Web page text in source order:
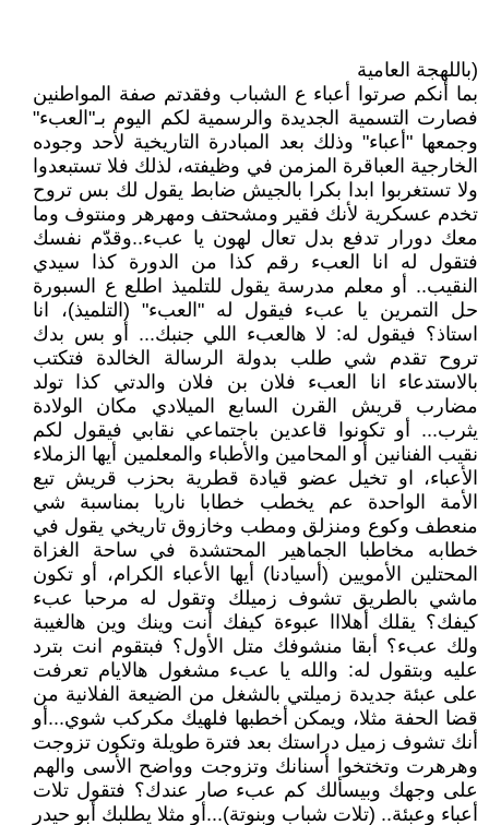
(باللهجة العامية
بما أنكم صرتوا أعباء ع الشباب وفقدتم صفة المواطنين
فصارت التسمية الجديدة والرسمية لكم اليوم بـ"العبء"
وجمعها "أعباء" وذلك بعد المبادرة التاريخية لأحد وجوده
الخارجية العباقرة المزمن في وظيفته، لذلك فلا تستبعدوا
ولا تستغربوا ابدا بكرا بالجيش ضابط يقول لك بس تروح
تخدم عسكرية لأنك فقير ومشحتف ومهرهر ومنتوف وما
معك دورار تدفع بدل تعال لهون يا عبء..وقدّم نفسك
فتقول له انا العبء رقم كذا من الدورة كذا سيدي
النقيب.. أو معلم مدرسة يقول للتلميذ اطلع ع السبورة
حل التمرين يا عبء فيقول له "العبء" (التلميذ)، انا
استاذ؟ فيقول له: لا هالعبء اللي جنبك... أو بس بدك
تروح تقدم شي طلب بدولة الرسالة الخالدة فتكتب
بالاستدعاء انا العبء فلان بن فلان والدتي كذا تولد
مضارب قريش القرن السابع الميلادي مكان الولادة
يثرب... أو تكونوا قاعدين باجتماعي نقابي فيقول لكم
نقيب الفنانين أو المحامين والأطباء والمعلمين أيها الزملاء
الأعباء، او تخيل عضو قيادة قطرية بحزب قريش تبع
الأمة الواحدة عم يخطب خطابا ناريا بمناسبة شي
منعطف وكوع ومنزلق ومطب وخازوق تاريخي يقول في
خطابه مخاطبا الجماهير المحتشدة في ساحة الغزاة
المحتلين الأمويين (أسيادنا) أيها الأعباء الكرام، أو تكون
ماشي بالطريق تشوف زميلك وتقول له مرحبا عبء
كيفك؟ يقلك أهلااا عبوءة كيفك أنت وينك وين هالغيبة
ولك عبء؟ أبقا منشوفك متل الأول؟ فبتقوم انت بترد
عليه وبتقول له: والله يا عبء مشغول هالايام تعرفت
على عبئة جديدة زميلتي بالشغل من الضيعة الفلانية من
قضا الحفة مثلا، ويمكن أخطبها فلهيك مكركب شوي...أو
أنك تشوف زميل دراستك بعد فترة طويلة وتكون تزوجت
وهرهرت وتختخوا أسنانك وتزوجت وواضح الأسى والهم
على وجهك وبيسألك كم عبء صار عندك؟ فتقول تلات
أعباء وعبئة.. (تلات شباب وبنوتة)...أو مثلا يطلبك أبو حيدر